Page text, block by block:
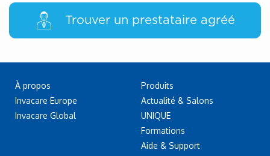
Trouver un prestataire agréé
À propos
Invacare Europe
Invacare Global
Produits
Actualité & Salons
UNIQUE
Formations
Aide & Support